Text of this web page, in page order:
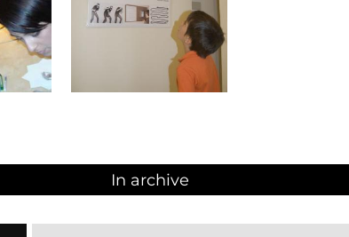
In archive